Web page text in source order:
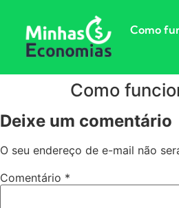
Como
Como
Deixe um comentário
O seu endereço de e-mail não
Comentário *